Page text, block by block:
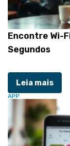
Encontre Wi-
Segundos
Leia mais
APP